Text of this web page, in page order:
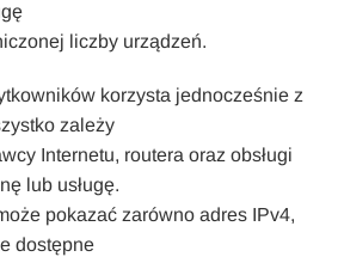
liczby urządzeń.
korzysta jednocześnie z
zależy
Internetu, routera oraz obsługi
lub usługę.
pokazać zarówno adres IPv4,
dostępne